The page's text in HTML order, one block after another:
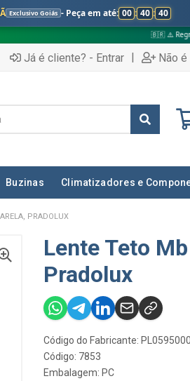
Exclusivo Goiás - Peça em até: 00 : 40 : 39
🇧🇷 ⚠️ Regras válidas apenas
Já é cliente? - Entrar | Não
Buzinas Climatizadores e
PRADOLUX
Lente Teto
Pradolux
Código do Fabricante:
Código: 7853
Embalagem: PC